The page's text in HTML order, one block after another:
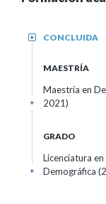
CONCLUIDA
+
MAESTRÍA
Maestría en
2021)
+
GRADO
Licenciatura
Demográfica
+